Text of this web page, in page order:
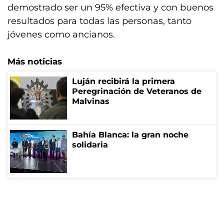
demostrado ser un 95% efectiva y con buenos
resultados para todas las personas, tanto
jóvenes como ancianos.
Más noticias
Luján recibirá la primera
Peregrinación de Veteranos de
Malvinas
Bahía Blanca: la gran noche
solidaria